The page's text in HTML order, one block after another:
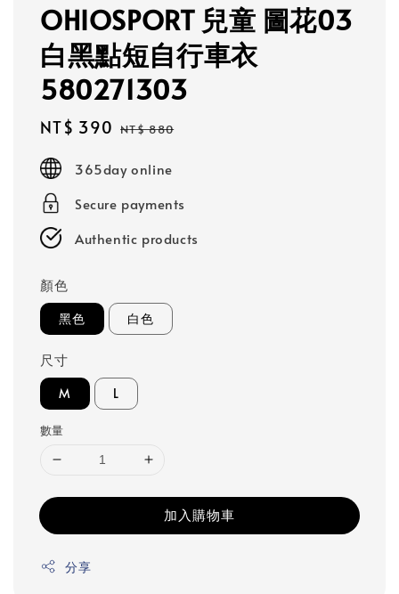
OHIOSPORT 兒童 圖花03
白黑點短自行車衣
580271303
Sale
NT$ 390 Regular
NT$ 880
365day online
Secure payments
Authentic products
顏色
黑色 白色
尺寸
M L
數量
加入購物車
分享